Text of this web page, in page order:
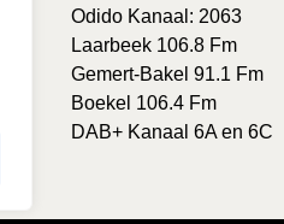
Odido Kanaal: 2063
Laarbeek 106.8 Fm
Gemert-Bakel 91.1 Fm
Boekel 106.4 Fm
DAB+ Kanaal 6A en 6C